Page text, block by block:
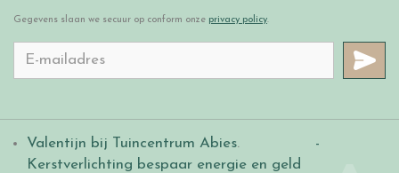
Gegevens slaan we secuur op conform onze privacy policy.
Valentijn bij Tuincentrum Abies.
-
Kerstverlichting bespaar energie en geld